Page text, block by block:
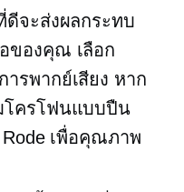
จะส่งผลกระทบ
ของคุณ เลือก
รพากย์เสียง หาก
โครโฟนแบบปืน
เพื่อคุณภาพ